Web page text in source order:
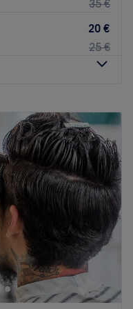
grande expérience,
à votre chevelure
et un décor
: coupe, rasage, barbe,
plaisir à vous
faire vivre un
35 €
20 €
25 €
10:00–20:00
10:00–20:00
10:00–20:00
10:00–20:00
10:00–20:00
10:00 – 20:00
magnifique barbier
de Paris, à deux pas
accueille dans un
et au bien-être.
avec serviettes